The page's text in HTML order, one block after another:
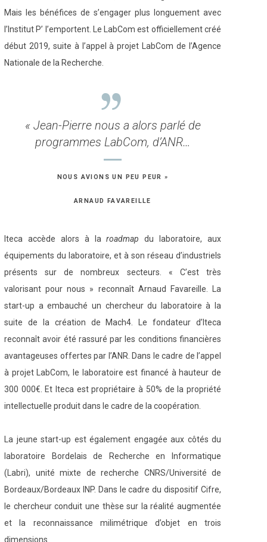
Mais les bénéfices de s’engager plus longuement avec
l’Institut P’ l’emportent. Le LabCom est officiellement créé
début 2019, suite à l’appel à projet LabCom de l’Agence
Nationale de la Recherche.
« Jean-Pierre nous a alors parlé de
programmes LabCom, d’ANR…
NOUS AVIONS UN PEU PEUR »
ARNAUD FAVAREILLE
Iteca accède alors à laroadmap du laboratoire, aux
équipements du laboratoire, et à son réseau d’industriels
présents sur de nombreux secteurs. « C’est très
valorisant pour nous » reconnaît Arnaud Favareille. La
start-up a embauché un chercheur du laboratoire à la
suite de la création de Mach4. Le fondateur d’Iteca
reconnaît avoir été rassuré par les conditions financières
avantageuses offertes par l’ANR. Dans le cadre de l’appel
à projet LabCom, le laboratoire est financé à hauteur de
300 000€. Et Iteca est propriétaire à 50% de la propriété
intellectuelle produit dans le cadre de la coopération.
La jeune start-up est également engagée aux côtés du
laboratoire Bordelais de Recherche en Informatique
(Labri), unité mixte de recherche CNRS/Université de
Bordeaux/Bordeaux INP. Dans le cadre du dispositif Cifre,
le chercheur conduit une thèse sur la réalité augmentée
et la reconnaissance milimétrique d’objet en trois
dimensions.